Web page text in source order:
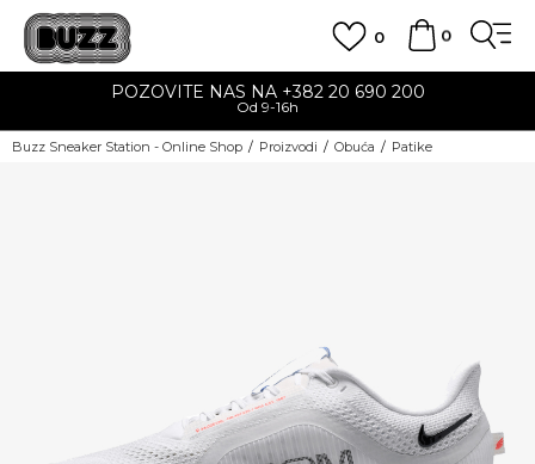
0
0
POZOVITE NAS NA +382 20 690 200
Od 9-16h
Buzz Sneaker Station - Online Shop Proizvodi Obuća Patike